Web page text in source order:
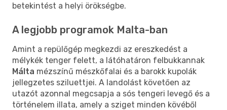
betekintést a helyi örökségbe.
A legjobb programok Malta-ban
Amint a repülőgép megkezdi az ereszkedést a
mélykék tenger felett, a látóhatáron felbukkannak
Málta mézszínű mészkőfalai és a barokk kupolák
jellegzetes sziluettjei. A landolást követően az
utazót azonnal megcsapja a sós tengeri levegő és a
történelem illata, amely a sziget minden kövéből